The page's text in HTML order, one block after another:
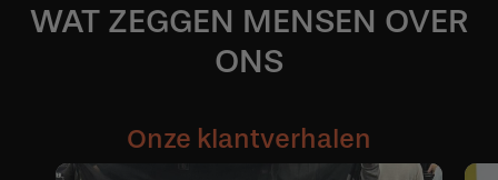
WAT ZEGGEN MENSEN OVER
ONS
Onze klantverhalen